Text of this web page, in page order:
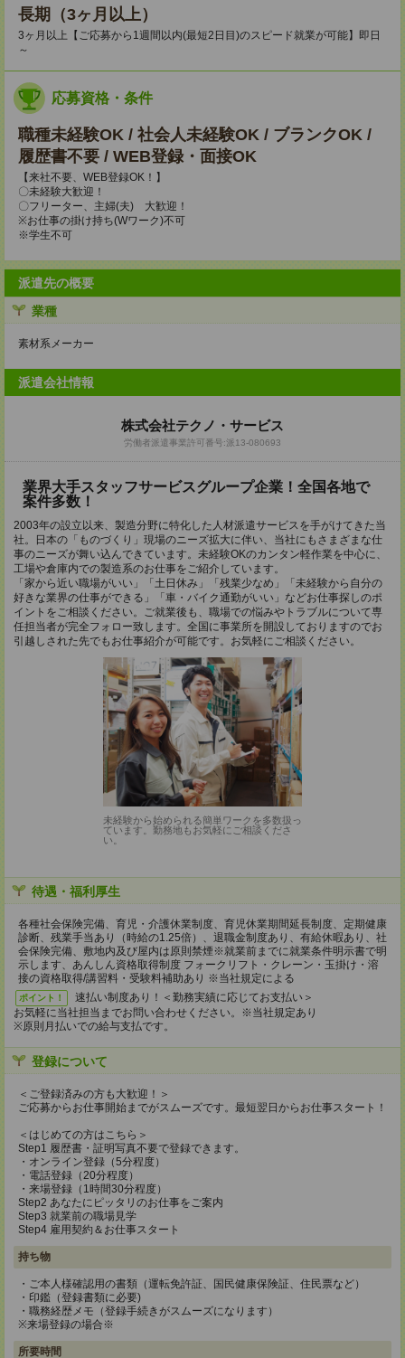
長期（3ヶ月以上）
3ヶ月以上【ご応募から1週間以内(最短2日目)のスピード就業が可能】即日
～
応募資格・条件
職種未経験OK / 社会人未経験OK / ブランクOK /
履歴書不要 / WEB登録・面接OK
【来社不要、WEB登録OK！】
〇未経験大歓迎！
〇フリーター、主婦(夫) 大歓迎！
※お仕事の掛け持ち(Wワーク)不可
※学生不可
派遣先の概要
業種
素材系メーカー
派遣会社情報
株式会社テクノ・サービス
労働者派遣事業許可番号:派13-080693
業界大手スタッフサービスグループ企業！全国各地で
案件多数！
2003年の設立以来、製造分野に特化した人材派遣サービスを手がけてきた当
社。日本の「ものづくり」現場のニーズ拡大に伴い、当社にもさまざまな仕
事のニーズが舞い込んできています。未経験OKのカンタン軽作業を中心に、
工場や倉庫内での製造系のお仕事をご紹介しています。
「家から近い職場がいい」「土日休み」「残業少なめ」「未経験から自分の
好きな業界の仕事ができる」「車・バイク通勤がいい」などお仕事探しのポ
イントをご相談ください。ご就業後も、職場での悩みやトラブルについて専
任担当者が完全フォロー致します。全国に事業所を開設しておりますのでお
引越しされた先でもお仕事紹介が可能です。お気軽にご相談ください。
未経験から始められる簡単ワークを多数扱っ
ています。勤務地もお気軽にご相談くださ
い。
待遇・福利厚生
各種社会保険完備、育児・介護休業制度、育児休業期間延長制度、定期健康
診断、残業手当あり（時給の1.25倍）、退職金制度あり、有給休暇あり、社
会保険完備、敷地内及び屋内は原則禁煙※就業前までに就業条件明示書で明
示します、あんしん資格取得制度 フォークリフト・クレーン・玉掛け・溶
接の資格取得/講習料・受験料補助あり ※当社規定による
ポイント！
速払い制度あり！＜勤務実績に応じてお支払い＞
お気軽に当社担当までお問い合わせください。※当社規定あり
※原則月払いでの給与支払です。
登録について
＜ご登録済みの方も大歓迎！＞
ご応募からお仕事開始までがスムーズです。最短翌日からお仕事スタート！
＜はじめての方はこちら＞
Step1 履歴書・証明写真不要で登録できます。
・オンライン登録（5分程度）
・電話登録（20分程度）
・来場登録（1時間30分程度）
Step2 あなたにピッタリのお仕事をご案内
Step3 就業前の職場見学
Step4 雇用契約＆お仕事スタート
持ち物
・ご本人様確認用の書類（運転免許証、国民健康保険証、住民票など）
・印鑑（登録書類に必要)
・職務経歴メモ（登録手続きがスムーズになります）
※来場登録の場合※
所要時間